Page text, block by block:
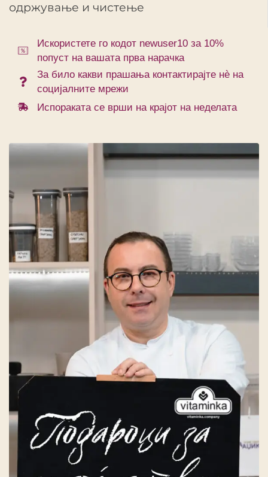
одржување и чистење
Искористете го кодот newuser10 за 10%
попуст на вашата прва нарачка
За било какви прашања контактирајте нè на
социјалните мрежи
Испораката се врши на крајот на неделата